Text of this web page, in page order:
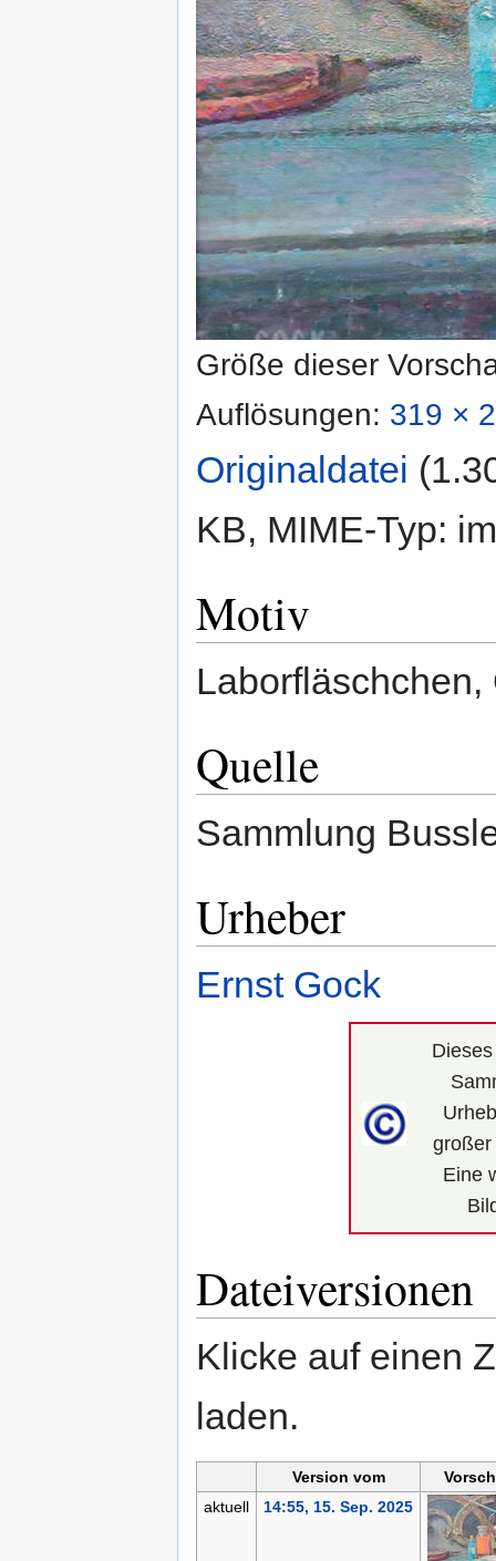
Größe dieser
Auflösungen: 319 ×
Originaldatei
KB, MIME-Typ:
Motiv
Laborfläschchen,
Quelle
Sammlung
Urheber
Ernst Gock
großer
Eine
Dateiversionen
Klicke auf einen
laden.
Version vom
aktuell
14:55, 15. Sep. 2025